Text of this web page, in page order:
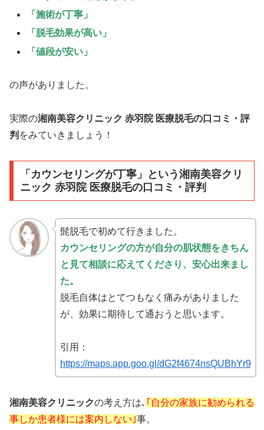
「施術が丁寧」
「脱毛効果が高い」
「値段が安い」
の声がありました。
実際の湘南美容クリニック 赤羽院 医療脱毛の口コミ・評
判 をみていきましょう！
「カウンセリングが丁寧」という 湘南美容クリ
ニック 赤羽院 医療脱毛の口コミ・評判
髭脱毛で初めて行きました。
カウンセリングの方が自分の肌状態をきちん
と見て相談に応えてくださり、安心出来まし
た。
脱毛自体はとてつもなく痛みがありました
が、効果に期待して通おうと思います。
引用：
https://maps.app.goo.gl/dG2f4674nsQUBhYr9
湘南美容クリニックの考え方は､ ｢自分の家族に勧められる
事しか患者様には案内しない｣事。